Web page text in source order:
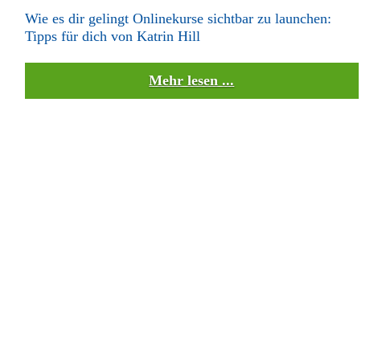
Wie es dir gelingt Onlinekurse sichtbar zu launchen:
Tipps für dich von Katrin Hill
Mehr lesen ...